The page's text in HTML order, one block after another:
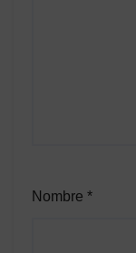
Nombre *